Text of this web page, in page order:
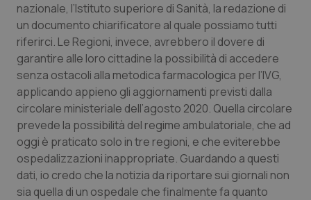
nazionale, l’Istituto superiore di Sanità, la redazione di
un documento chiarificatore al quale possiamo tutti
riferirci. Le Regioni, invece, avrebbero il dovere di
garantire alle loro cittadine la possibilità di accedere
senza ostacoli alla metodica farmacologica per l’IVG,
applicando appieno gli aggiornamenti previsti dalla
circolare ministeriale dell’agosto 2020. Quella circolare
prevede la possibilità del regime ambulatoriale, che ad
oggi è praticato solo in tre regioni, e che eviterebbe
ospedalizzazioni inappropriate. Guardando a questi
dati, io credo che la notizia da riportare sui giornali non
sia quella di un ospedale che finalmente fa quanto